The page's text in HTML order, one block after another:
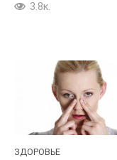
3.8к.
ЗДОРОВЬЕ